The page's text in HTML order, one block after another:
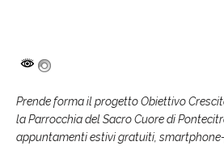
Prende forma il progetto Obiettivo
la Parrocchia del Sacro Cuore di
appuntamenti estivi gratuiti,